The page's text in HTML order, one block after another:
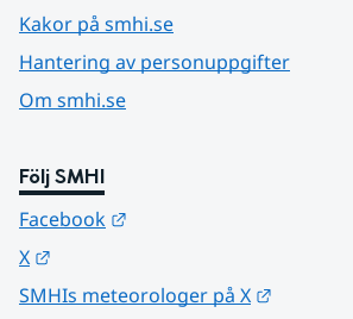
Kakor på smhi.se
Hantering av personuppgifter
Om smhi.se
Följ SMHI
Facebook
X
SMHIs meteorologer på X